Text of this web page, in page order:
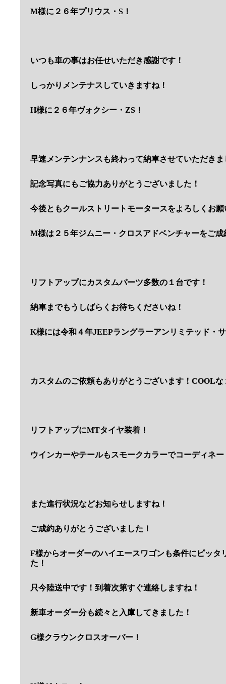
M様に２６年プリウス・S！
いつも車の事はお任せいただき感謝です！
しっかりメンテナスしていきますね！
H様に２６年ヴォクシー・ZS！
早速メンテンナンスも終わって納車させていただきま
記念写真にもご協力ありがとうございました！
今後ともクールストリートモータースをよろしくお
M様は２５年ジムニー・クロスアドベンチャーをご成
リフトアップにカスタムパーツ多数の１台です！
納車までもうしばらくお待ちくださいね！
K様には令和４年JEEPラングラーアンリミテッド・
カスタムのご依頼もありがとうございます！COOL
リフトアップにMTタイヤ装着！
ウインカーやテールもスモークカラーでコーディネ
また進行状況などお知らせしますね！
ご成約ありがとうございました！
F様からオーダーのハイエースワゴンも条件にピッタ
た！
只今陸送中です！到着次第すぐ連絡しますね！
新車オーダー分も続々と入庫してきました！
G様クラウンクロスオーバー！